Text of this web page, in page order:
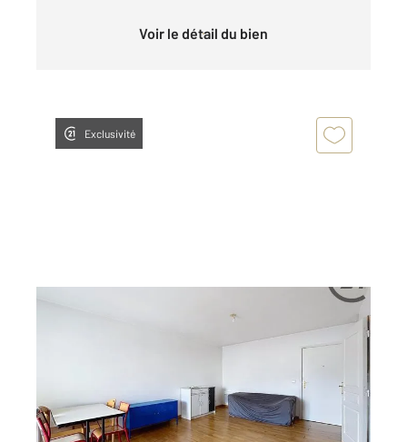
Voir le détail du bien
Exclusivité
MONTEREAU FAULT YONNE 77
655 €
par mois charges comprises